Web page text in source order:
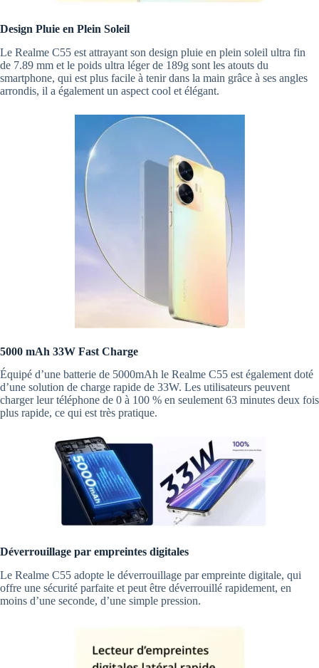
Design Pluie en Plein Soleil
Le Realme C55 est attrayant son design pluie en plein soleil ultra fin
de 7.89 mm et le poids ultra léger de 189g sont les atouts du
smartphone, qui est plus facile à tenir dans la main grâce à ses angles
arrondis, il a également un aspect cool et élégant.
5000 mAh 33W Fast Charge
Équipé d’une batterie de 5000mAh le Realme C55 est également doté
d’une solution de charge rapide de 33W. Les utilisateurs peuvent
charger leur téléphone de 0 à 100 % en seulement 63 minutes deux fois
plus rapide, ce qui est très pratique.
Déverrouillage par empreintes digitales
Le Realme C55 adopte le déverrouillage par empreinte digitale, qui
offre une sécurité parfaite et peut être déverrouillé rapidement, en
moins d’une seconde, d’une simple pression.